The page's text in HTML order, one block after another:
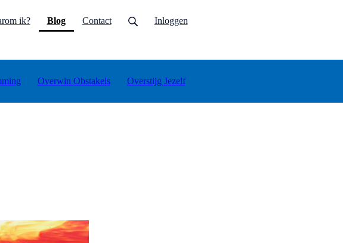
ik? Blog(current)
Contact Inloggen
Overwin Obstakels Overstijg Jezelf